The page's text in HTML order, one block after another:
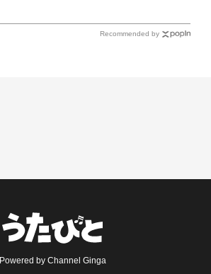
Recommended by
Powered by Channel Ginga